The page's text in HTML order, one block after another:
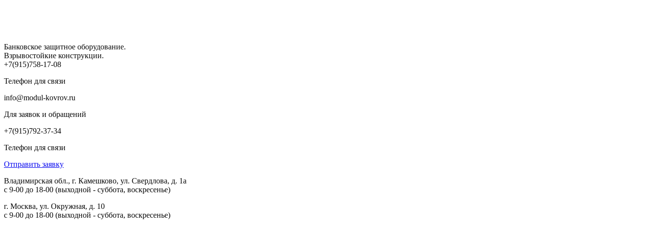
Банковское защитное оборудование.
Взрывостойкие конструкции.
+7(915)758-17-08
Телефон для связи
info@modul-kovrov.ru
Для заявок и обращений
+7(915)792-37-34
Телефон для связи
Отправить заявку
Владимирская обл., г. Камешково, ул. Свердлова, д. 1а
с 9-00 до 18-00 (выходной - суббота, воскресенье)
г. Москва, ул. Окружная, д. 10
с 9-00 до 18-00 (выходной - суббота, воскресенье)